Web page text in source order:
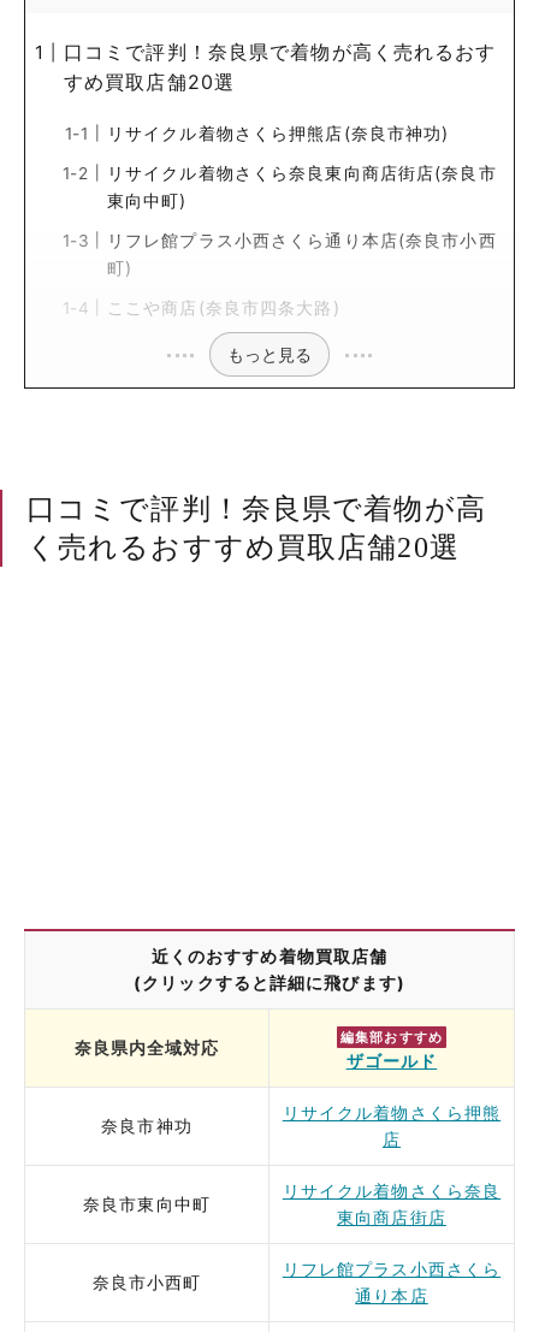
口コミで評判！奈良県で着物が高く売れるおす
すめ買取店舗20選
リサイクル着物さくら押熊店(奈良市神功)
リサイクル着物さくら奈良東向商店街店(奈良市
東向中町)
リフレ館プラス小西さくら通り本店(奈良市小西
町)
ここや商店(奈良市四条大路)
もっと見る
口コミで評判！奈良県で着物が高
く売れるおすすめ買取店舗20選
近くのおすすめ着物買取店舗
(クリックすると詳細に飛びます)
奈良県内全域対応
編集部おすすめ
ザゴールド
奈良市神功
リサイクル着物さくら押熊
店
奈良市東向中町
リサイクル着物さくら奈良
東向商店街店
奈良市小西町
リフレ館プラス小西さくら
通り本店